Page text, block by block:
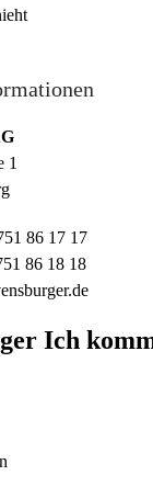
1
86 17 17
86 18 18
Ich